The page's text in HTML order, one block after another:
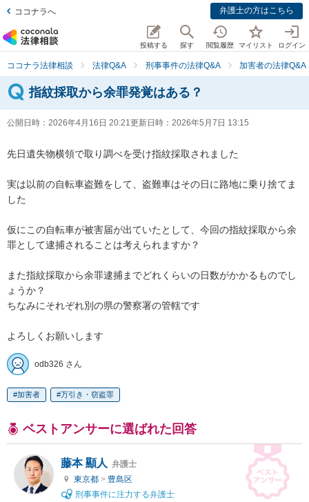
ココナラへ 弁護士の方はこちら
投稿する 探す 閲覧履歴 マイリスト ログイン
ココナラ法律相談 法律Q&A 刑事事件の法律Q&A 加害者の法律Q&A
指紋採取から余罪発覚はある？
公開日時： 2026年4月16日 20:21更新日時： 2026年5月7日 13:15
先日遺失物横領で取り調べを受け指紋採取されました
実は以前の自転車盗難をして、盗難車はその日に路地に乗り捨てま
した
仮にこの自転車が被害届が出ていたとして、今回の指紋採取から余
罪として逮捕されることは考えられますか？
また指紋採取から余罪逮捕までどれくらいの日数がかかるものでし
ょうか？
ちなみにそれぞれ別の県の警察署の管轄です
よろしくお願いします
odb326 さん
加害者 万引き・窃盗罪
ベストアンサーに選ばれた回答
藤本 顯人 弁護士
東京都 > 豊島区
刑事事件に注力する弁護士